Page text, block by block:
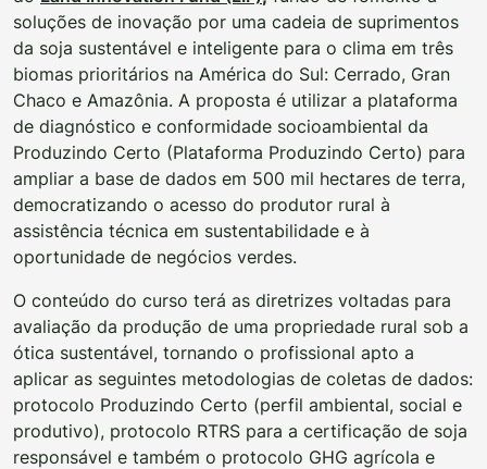
soluções de inovação por uma cadeia de suprimentos
da soja sustentável e inteligente para o clima em três
biomas prioritários na América do Sul: Cerrado, Gran
Chaco e Amazônia. A proposta é utilizar a plataforma
de diagnóstico e conformidade socioambiental da
Produzindo Certo (Plataforma Produzindo Certo) para
ampliar a base de dados em 500 mil hectares de terra,
democratizando o acesso do produtor rural à
assistência técnica em sustentabilidade e à
oportunidade de negócios verdes.
O conteúdo do curso terá as diretrizes voltadas para
avaliação da produção de uma propriedade rural sob a
ótica sustentável, tornando o profissional apto a
aplicar as seguintes metodologias de coletas de dados:
protocolo Produzindo Certo (perfil ambiental, social e
produtivo), protocolo RTRS para a certificação de soja
responsável e também o protocolo GHG agrícola e